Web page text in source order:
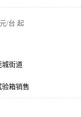
元/台 起
城街道
验箱销售